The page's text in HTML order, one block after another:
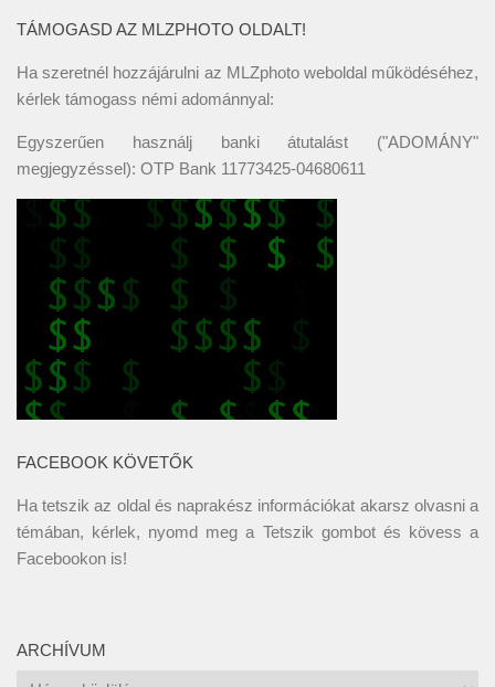
TÁMOGASD AZ MLZPHOTO OLDALT!
Ha szeretnél hozzájárulni az MLZphoto weboldal működéséhez,
kérlek támogass némi adománnyal:
Egyszerűen használj banki átutalást ("ADOMÁNY"
megjegyzéssel): OTP Bank 11773425-04680611
FACEBOOK KÖVETŐK
Ha tetszik az oldal és naprakész információkat akarsz olvasni a
témában, kérlek, nyomd meg a Tetszik gombot és kövess a
Facebookon is!
ARCHÍVUM
Archívum